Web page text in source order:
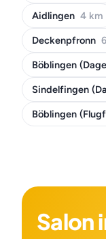
Aidlingen 4 km
Deckenpfronn
Böblingen
Sindelfingen
Böblingen
Salon